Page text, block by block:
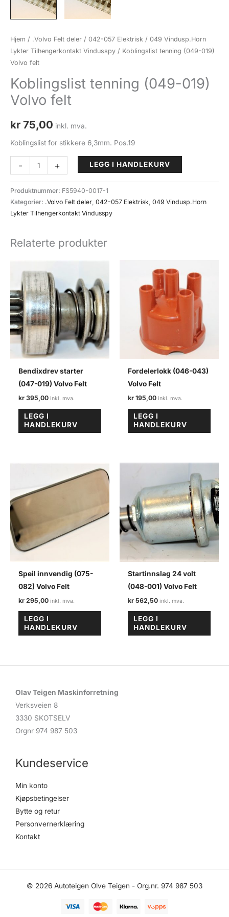
Hjem / .Volvo Felt deler / 042-057 Elektrisk / 049 Vindusp.Horn
Lykter Tilhengerkontakt Vindusspy / Koblingslist tenning (049-019)
Volvo felt
Koblingslist tenning (049-019)
Volvo felt
kr 75,00 inkl. mva.
Koblingslist for stikkere 6,3mm. Pos.19
-
Koblingslist
tenning
(049-
019)
Volvo
antall
+ LEGG I HANDLEKURV
Produktnummer: FS5940-0017-1
Kategorier: .Volvo Felt deler, 042-057 Elektrisk, 049 Vindusp.Horn
Lykter Tilhengerkontakt Vindusspy
Relaterte produkter
Bendixdrev starter
(047-019) Volvo Felt
kr 395,00
LEGG I
HANDLEKURV
Fordelerlokk (046-043)
Volvo Felt
kr 195,00
LEGG I
HANDLEKURV
Speil innvendig (075-
082) Volvo Felt
kr 295,00
LEGG I
HANDLEKURV
Startinnslag 24 volt
(048-001) Volvo Felt
kr 562,50
LEGG I
HANDLEKURV
Olav Teigen Maskinforretning
Verksveien 8
3330 SKOTSELV
Orgnr 974 987 503
Kundeservice
Min konto
Kjøpsbetingelser
Bytte og retur
Personvernerklæring
Kontakt
© 2026 Autoteigen Olve Teigen - Org.nr. 974 987 503